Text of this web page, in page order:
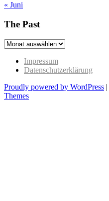
« Juni
The Past
The
Impressum
Datenschutzerklärung
Proudly powered by WordPress |
Themes